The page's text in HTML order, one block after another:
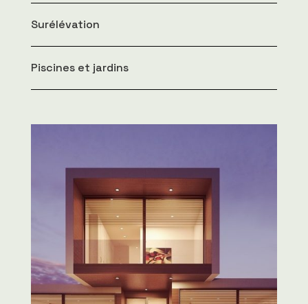
Surélévation
Piscines et jardins